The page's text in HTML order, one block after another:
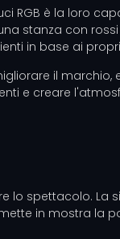
RGB è la loro
stanza con
in base ai
il
e creare
lo spettacolo.
in mostra la